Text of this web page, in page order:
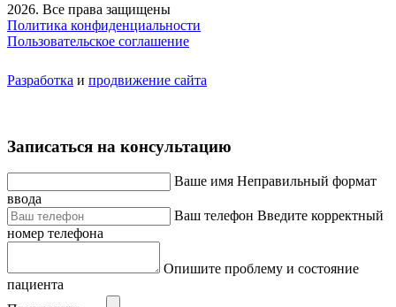
2026. Все права защищены
Политика конфиденциальности
Пользовательское соглашение
Разработка и продвижение сайта
Записаться на консультацию
Ваше имя Неправильный формат
ввода
Ваш телефон Введите корректный
номер телефона
Опишите проблему и состояние
пациента